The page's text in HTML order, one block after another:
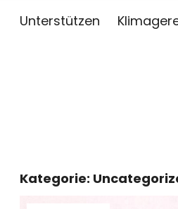
Unterstützen
Kategorie: